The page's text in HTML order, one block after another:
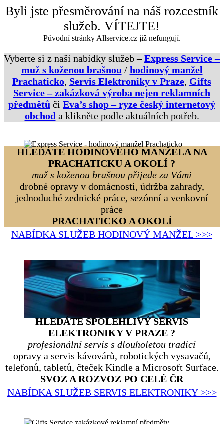
Přeskočit
na
Byli jste přesměrování na náš rozcestník
služeb. VÍTEJTE!
Původní stránky Allservice.cz již nefungují.
Vyberte si z naší nabídky služeb –Express Service –
muž s koženou brašnou / hodinový manžel
Prachaticko, Servis Elektroniky v Praze, Gifts
Service – zakázková výroba nejen reklamních
předmětů či Eva’s shop – ryze český internetový
obchod a klikněte podle aktuálních potřeb.
HLEDÁTE HODINOVÉHO MANŽELA NA
PRACHATICKU A OKOLÍ ?
muž s koženou brašnou přijede za Vámi
drobné opravy v domácnosti, údržba zahrady,
jednoduché zednické práce, sezónní a venkovní
práce
PRACHATICKO A OKOLÍ
NABÍDKA SLUŽEB HODINOVÝ MANŽEL >>>
HLEDÁTE SPOLEHLIVÝ SERVIS
ELEKTRONIKY V PRAZE ?
profesionální servis s dlouholetou tradicí
opravy a servis kávovárů, robotických vysavačů,
telefonů, tabletů, čteček Kindle a Microsoft Surface.
SVOZ A ROZVOZ PO CELÉ ČR
NABÍDKA SLUŽEB SERVIS ELEKTRONIKY >>>